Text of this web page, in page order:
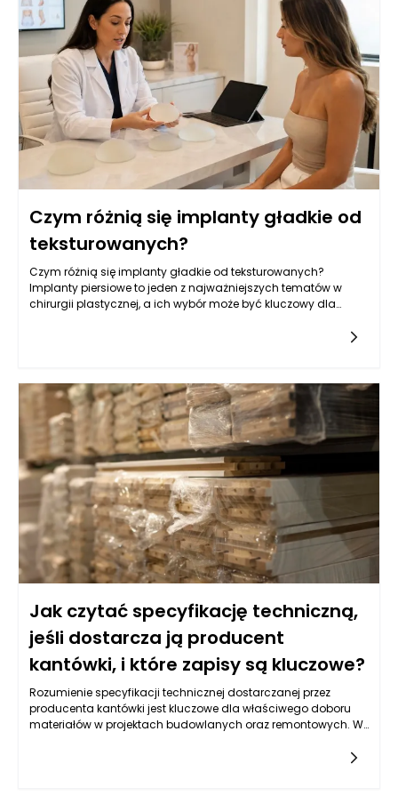
Czym różnią się implanty gładkie od
teksturowanych?
Czym różnią się implanty gładkie od teksturowanych?
Implanty piersiowe to jeden z najważniejszych tematów w
chirurgii plastycznej, a ich wybór może być kluczowy dla
Jak czytać specyfikację techniczną,
jeśli dostarcza ją producent
kantówki, i które zapisy są kluczowe?
Rozumienie specyfikacji technicznej dostarczanej przez
producenta kantówki jest kluczowe dla właściwego doboru
materiałów w projektach budowlanych oraz remontowych. W
informacje na temat właściwości użytych materiałów mogą